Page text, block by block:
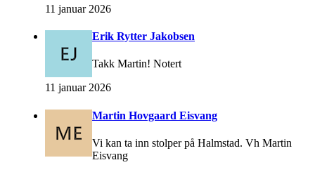
11 januar 2026
Erik Rytter Jakobsen
Takk Martin! Notert
11 januar 2026
Martin Hovgaard Eisvang
Vi kan ta inn stolper på Halmstad. Vh Martin
Eisvang